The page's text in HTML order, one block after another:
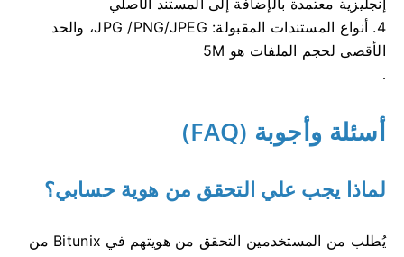
4. أنواع المستندات المقبولة: JPG /PNG/JPEG، والحد
الأقصى لحجم الملفات هو 5M
.
أسئلة وأجوبة (FAQ)
لماذا يجب علي التحقق من هوية حسابي؟
يُطلب من المستخدمين التحقق من هويتهم في Bitunix من